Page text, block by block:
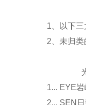
1、以下
2、未归
光源
1... EYE
2... SEN